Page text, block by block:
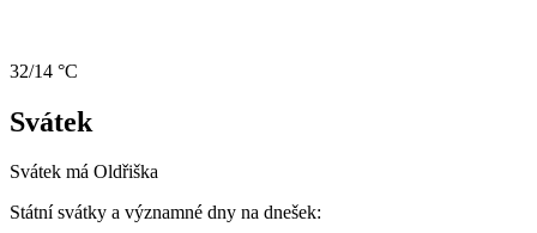
32/14 °C
Svátek
Svátek má Oldřiška
Státní svátky a významné dny na dnešek: